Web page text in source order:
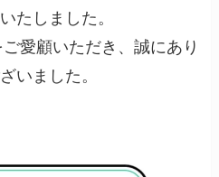
たしました。
愛顧いただき、誠にあり
いました。